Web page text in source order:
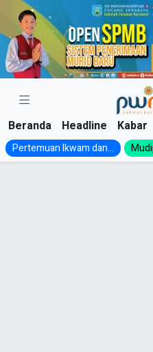
Skip
content
Beranda Headline Kabar
Pertemuan Ikwam dan...